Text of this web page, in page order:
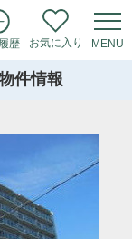
歴 お気に入り MENU
件情報